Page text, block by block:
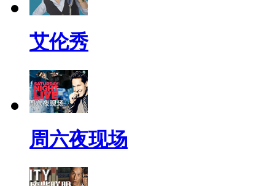
艾伦秀
周六夜现场